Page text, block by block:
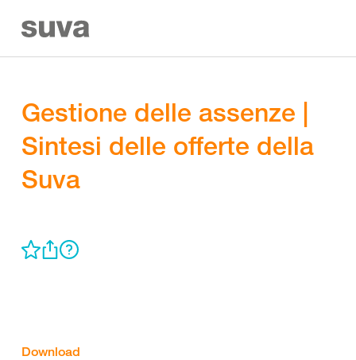
Gestione delle assenze |
Sintesi delle offerte della
Suva
Download